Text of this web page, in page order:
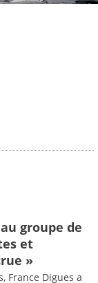
groupe de
et
»
France Digues a